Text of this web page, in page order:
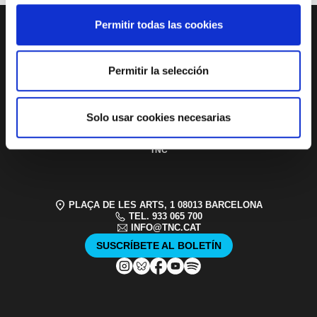
Permitir todas las cookies
Permitir la selección
Solo usar cookies necesarias
PAGE FOOTER
SERVICIO
SOCIAL
ACCESIBILIDAD
MECENAZGO
TRANSPARENCIA
DE ALERTAS DEL
TNC
PLAÇA DE LES ARTS, 1 08013 BARCELONA
TEL. 933 065 700
INFO@TNC.CAT
SUSCRÍBETE AL BOLETÍN